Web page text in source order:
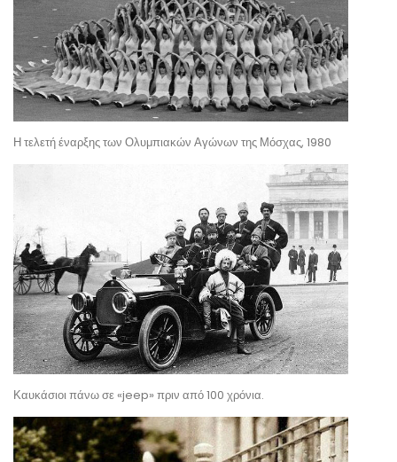
Η τελετή έναρξης των Ολυμπιακών Αγώνων της Μόσχας, 1980
Καυκάσιοι πάνω σε «jeep» πριν από 100 χρόνια.